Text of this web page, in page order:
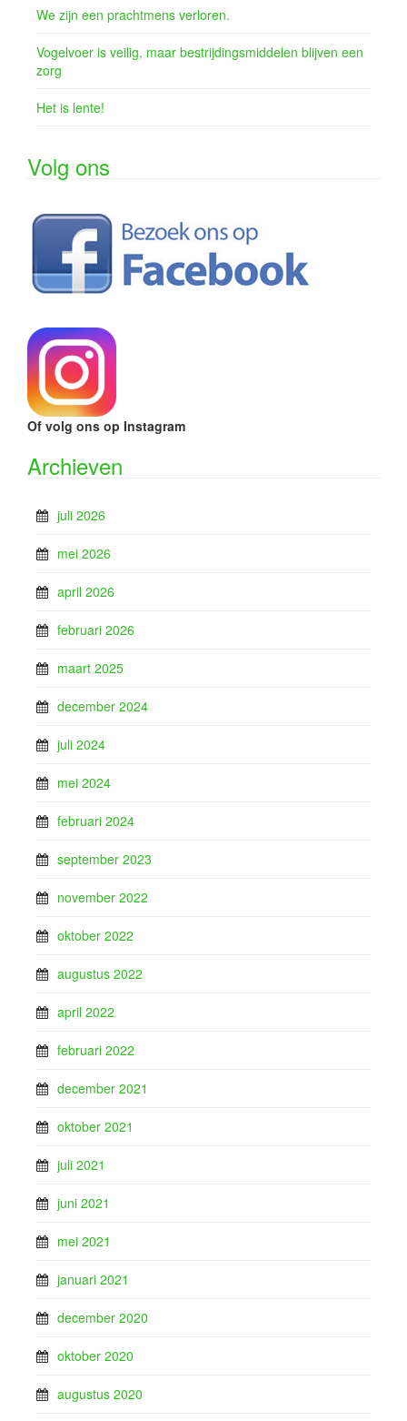
We zijn een prachtmens verloren.
Vogelvoer is veilig, maar bestrijdingsmiddelen blijven een
zorg
Het is lente!
Volg ons
Of volg ons op Instagram
Archieven
juli 2026
mei 2026
april 2026
februari 2026
maart 2025
december 2024
juli 2024
mei 2024
februari 2024
september 2023
november 2022
oktober 2022
augustus 2022
april 2022
februari 2022
december 2021
oktober 2021
juli 2021
juni 2021
mei 2021
januari 2021
december 2020
oktober 2020
augustus 2020